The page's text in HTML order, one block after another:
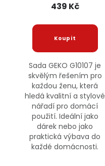
439 Kč
Sada GEKO G10107 je
skvělým řešením pro
každou ženu, která
hledá kvalitní a stylové
nářadí pro domácí
použití. Ideální jako
dárek nebo jako
praktická výbava do
každé domácnosti.